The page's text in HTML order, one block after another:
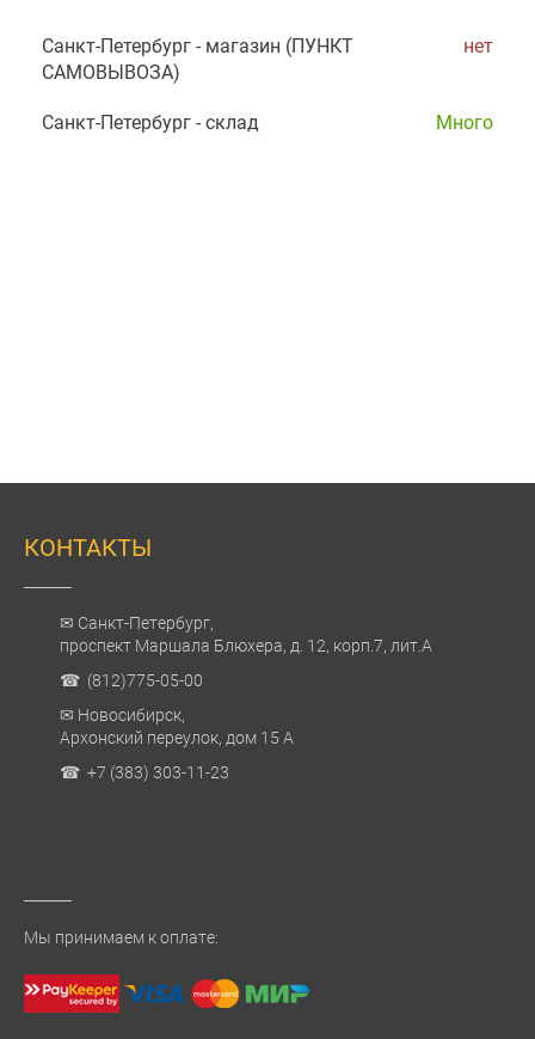
Санкт-Петербург - магазин (ПУНКТ
САМОВЫВОЗА)
нет
Санкт-Петербург - склад Много
КОНТАКТЫ
✉ Санкт-Петербург,
проспект Маршала Блюхера, д. 12, корп.7, лит.А
☎ (812)775-05-00
✉ Новосибирск,
Архонский переулок, дом 15 А
☎ +7 (383) 303-11-23
Мы принимаем к оплате: